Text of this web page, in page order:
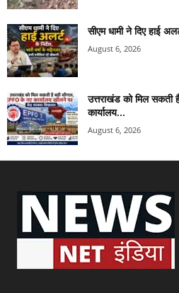
सीएम धामी ने दिए हाई
August 6, 2026
उत्तराखंड को मिल सकती
कार्यालय...
August 6, 2026